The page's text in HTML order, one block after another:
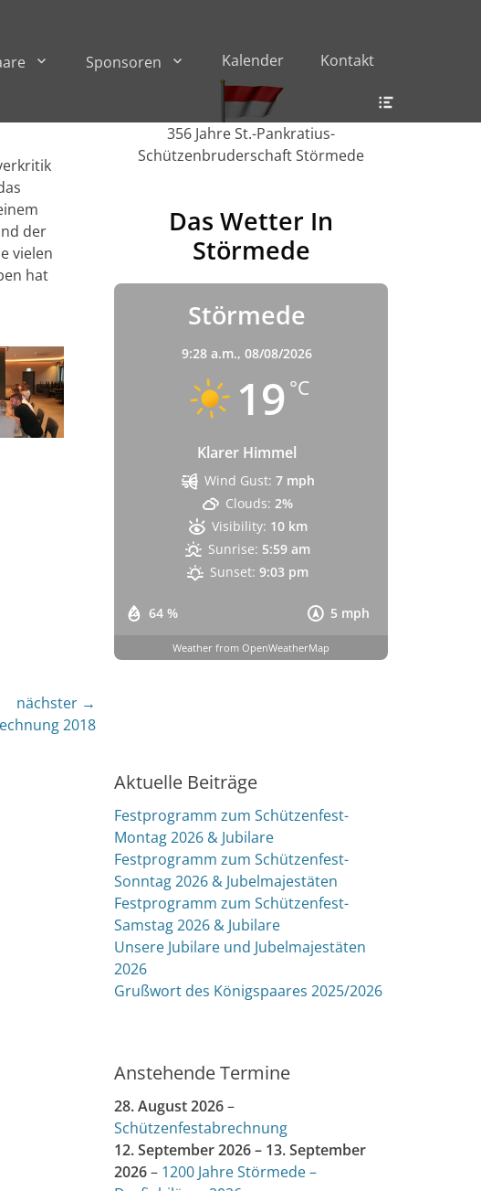
Sponsoren Kalender Kontakt
der
vielen
hat
nächster →
2018
356 Jahre St.-Pankratius-
Schützenbruderschaft Störmede
Das Wetter In
Störmede
Störmede
9:28 a.m., 08/08/2026
19 °C
Klarer Himmel
64 % 5 mph
Wind Gust: 7 mph
Clouds: 2%
Visibility: 10 km
Sunrise: 5:59 am
Sunset: 9:03 pm
Weather from OpenWeatherMap
Aktuelle Beiträge
Festprogramm zum Schützenfest-
Montag 2026 & Jubilare
Festprogramm zum Schützenfest-
Sonntag 2026 & Jubelmajestäten
Festprogramm zum Schützenfest-
Samstag 2026 & Jubilare
Unsere Jubilare und Jubelmajestäten
2026
Grußwort des Königspaares 2025/2026
Anstehende Termine
28. August 2026–
Schützenfestabrechnung
12. September 2026– 13. September
2026– 1200 Jahre Störmede –